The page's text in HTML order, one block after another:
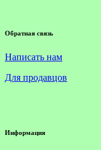
Обратная связь
Написать нам
Для продавцов
Информация